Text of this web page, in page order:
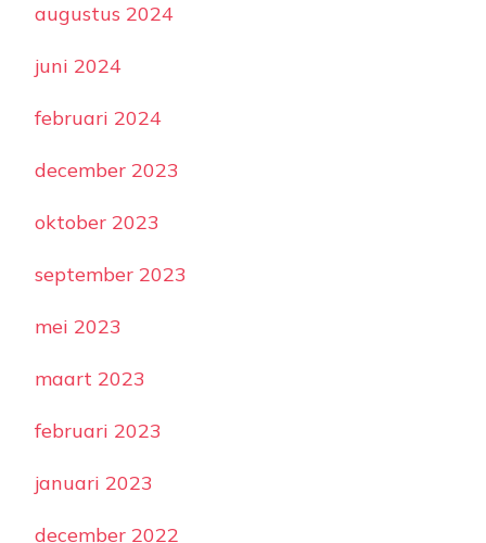
augustus 2024
juni 2024
februari 2024
december 2023
oktober 2023
september 2023
mei 2023
maart 2023
februari 2023
januari 2023
december 2022